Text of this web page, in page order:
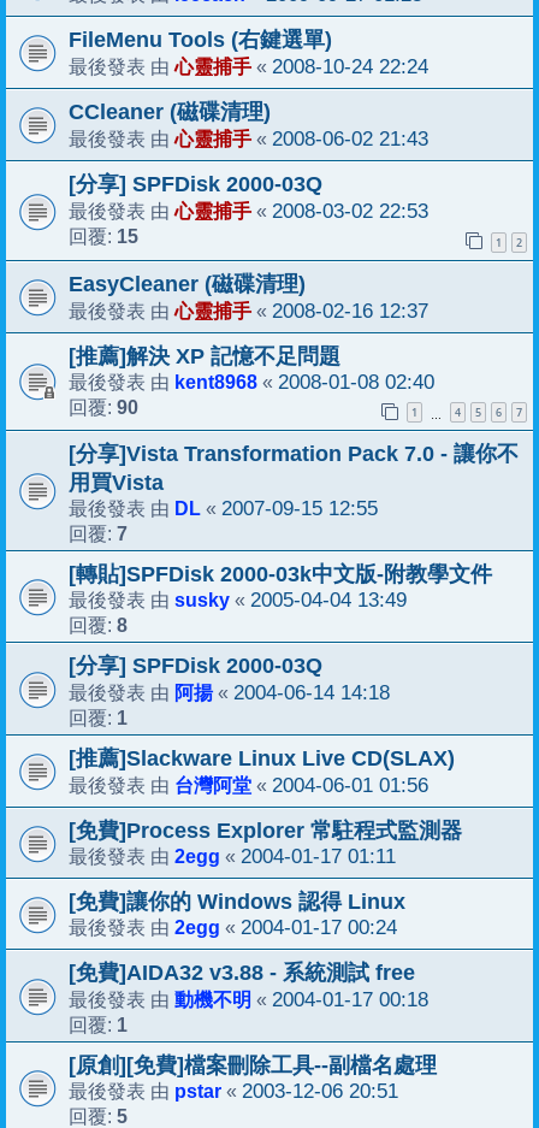
FileMenu Tools (右鍵選單)
最後發表 由心靈捕手 « 2008-10-24 22:24
CCleaner (磁碟清理)
最後發表 由心靈捕手 « 2008-06-02 21:43
[分享] SPFDisk 2000-03Q
最後發表 由心靈捕手 « 2008-03-02 22:53
回覆: 15 1 2
EasyCleaner (磁碟清理)
最後發表 由心靈捕手 « 2008-02-16 12:37
[推薦]解決 XP 記憶不足問題
最後發表 由 kent8968 « 2008-01-08 02:40
回覆: 90 1 4 5 6 7
[分享]Vista Transformation Pack 7.0 - 讓你不
用買Vista
最後發表 由 DL « 2007-09-15 12:55
回覆: 7
[轉貼]SPFDisk 2000-03k中文版-附教學文件
最後發表 由 susky « 2005-04-04 13:49
回覆: 8
[分享] SPFDisk 2000-03Q
最後發表 由 阿揚« 2004-06-14 14:18
回覆: 1
[推薦]Slackware Linux Live CD(SLAX)
最後發表 由 台灣阿堂 « 2004-06-01 01:56
[免費]Process Explorer 常駐程式監測器
最後發表 由 2egg « 2004-01-17 01:11
[免費]讓你的 Windows 認得 Linux
最後發表 由 2egg « 2004-01-17 00:24
[免費]AIDA32 v3.88 - 系統測試 free
最後發表 由 動機不明 « 2004-01-17 00:18
回覆: 1
[原創][免費]檔案刪除工具--副檔名處理
最後發表 由 pstar « 2003-12-06 20:51
回覆: 5